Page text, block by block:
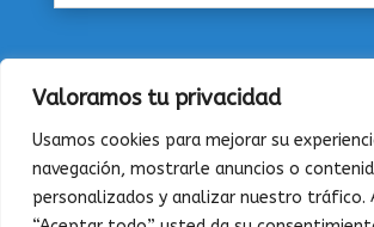
Valoramos tu privacidad
Usamos cookies para mejorar su
navegación, mostrarle anuncios o
personalizados y analizar nuestro tráfico.
QUIENES SOMOS|CONTACTAR|
PRIVACIDAD | POLÍTICA DE